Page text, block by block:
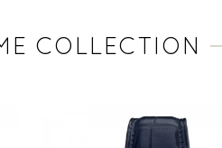
COLLECTION